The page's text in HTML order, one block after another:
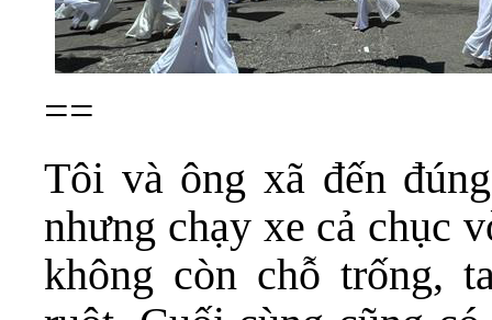
==
Tôi và ông xã đến
nhưng chạy xe cả chục
không còn chỗ trống,